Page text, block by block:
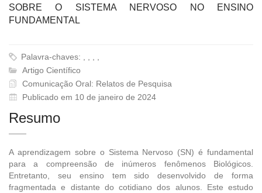
SOBRE O SISTEMA NERVOSO NO ENSINO
FUNDAMENTAL
Palavra-chaves: , , , ,
Artigo Científico
Comunicação Oral: Relatos de Pesquisa
Publicado em 10 de janeiro de 2024
Resumo
A aprendizagem sobre o Sistema Nervoso (SN) é fundamental
para a compreensão de inúmeros fenômenos Biológicos.
Entretanto, seu ensino tem sido desenvolvido de forma
fragmentada e distante do cotidiano dos alunos. Este estudo